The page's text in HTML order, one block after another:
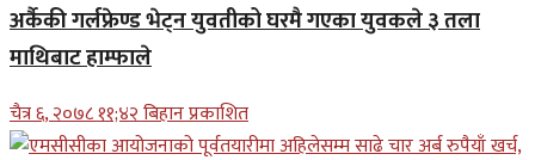
अर्कैकी गर्लफ्रेण्ड भेट्न युवतीको घरमै गएका युवकले ३ तला
माथिबाट हाम्फाले
चैत्र ६, २०७८ ११;४२ बिहान प्रकाशित